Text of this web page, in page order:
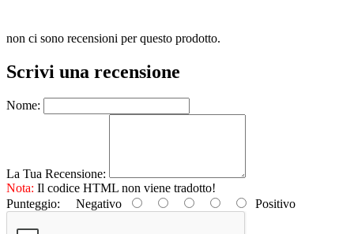
non ci sono recensioni per questo prodotto.
Scrivi una recensione
Nome:
La Tua Recensione:
Nota: Il codice HTML non viene tradotto!
Punteggio: Negativo Positivo